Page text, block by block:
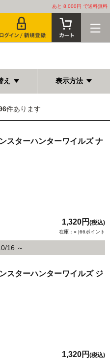
あと 8,000円 で送料無料
え 表示方法
件あります
スターハンターワイルズ ナ
1,320円 (税込)
在庫：○ |66ポイント
16 ～
スターハンターワイルズ ジ
1,320円 (税込)